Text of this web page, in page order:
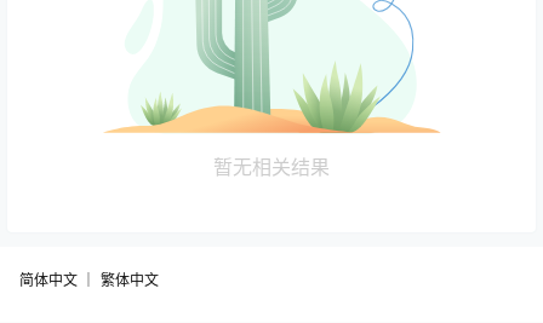
暂无相关结果
简体中文 ｜ 繁体中文